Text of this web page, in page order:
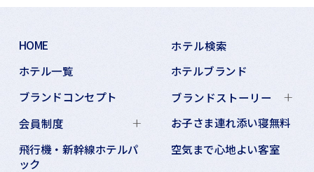
HOME
ホテル検索
ホテル一覧
ホテルブランド
ブランドコンセプト
ブランドストーリー
会員制度
お子さま連れ添い寝無料
飛行機・新幹線ホテルパ
ック
空気まで心地よい客室